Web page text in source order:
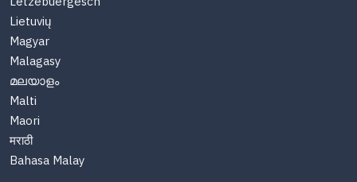
Lietuvių
Magyar
Malagasy
മലയാളം
Malti
Maori
मराठी
Bahasa Malay